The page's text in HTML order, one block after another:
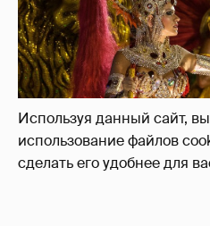
Используя данный сайт,
использование файлов
сделать его удобнее для